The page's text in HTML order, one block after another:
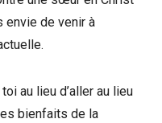
envie de venir à
au lieu d’aller au lieu
bienfaits de la